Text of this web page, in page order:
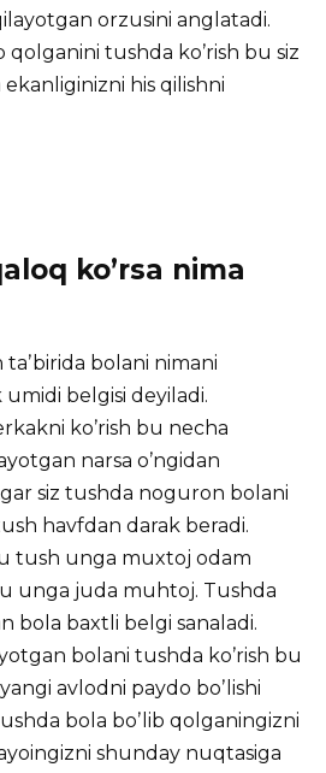
orzusini anglatadi.
qolganini tushda koʼrish bu siz
his qilishni
ko’rsa nima
bolani nimani
belgisi deyiladi.
koʼrish bu necha
narsa oʼngidan
siz tushda noguron bolani
havfdan darak beradi.
tush unga muxtoj odam
unga juda muhtoj. Tushda
bola baxtli belgi sanaladi.
bolani tushda koʼrish bu
avlodni paydo boʼlishi
bola boʼlib qolganingizni
shunday nuqtasiga